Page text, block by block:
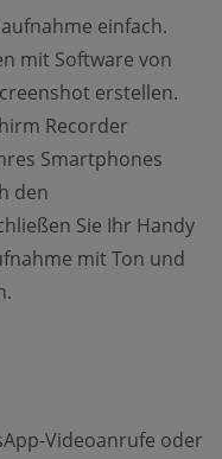
einfach.
mit Software von
erstellen.
Recorder
Smartphones
den
Sie Ihr Handy
mit Ton und
Videoanrufe oder